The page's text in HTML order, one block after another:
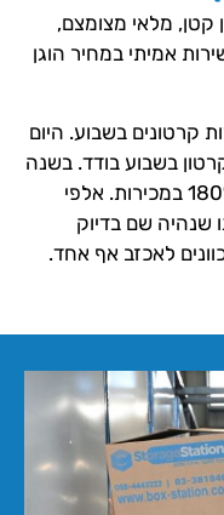
קטן, מלאי מצומצם,
אמיתי במחיר הוגן
קרטונים בשבוע. היום
עוברים בקלות את רף 7,000 קרטון בשבוע בודד. בשנה
האחרונה לבדה רשמנו צמיחה של 180% במכירות. אלפי
שנהיה שם בדיוק
לאכזב אף אחד.